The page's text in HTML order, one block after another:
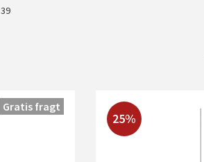
39
Gratis fragt
25%